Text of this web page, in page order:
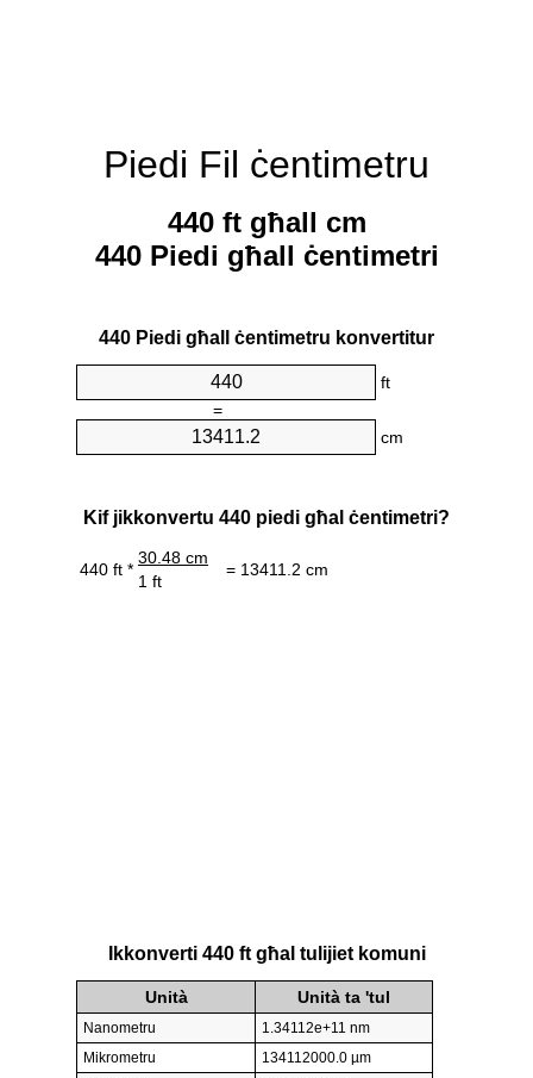
Piedi Fil ċentimetru
440 ft għall cm
440 Piedi għall ċentimetri
440 Piedi għall ċentimetru konvertitur
ft
=
cm
Kif jikkonvertu 440 piedi għal ċentimetri?
440 ft *
30.48 cm
= 13411.2 cm
1 ft
Ikkonverti 440 ft għal tulijiet komuni
Unità Unità ta 'tul
Nanometru
1.34112e+11 nm
Mikrometru
134112000.0 µm